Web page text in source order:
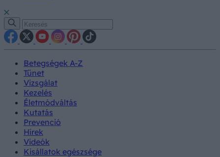
Betegségek A-Z
Tünet
Vizsgálat
Kezelés
Életmódváltás
Kutatás
Prevenció
Hírek
Videók
Kisállatok egészsége